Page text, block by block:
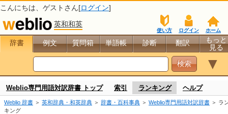
こんにちは、 ゲスト さん[ログイン]
英和和英
ホーム
ログイン
使い方
辞書 例文 質問箱 単語帳 診断 翻訳
もっと
見る
▼
Weblio専門用語対訳辞書 トップ 索引 ランキング ヘルプ
Weblio 辞書 ＞ 英和辞典・和英辞典 ＞ 辞書・百科事典 ＞ Weblio専門用語対訳辞書 ＞ ラ
キング